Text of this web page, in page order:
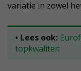
variatie in zowel
• Lees ook:
topkwaliteit